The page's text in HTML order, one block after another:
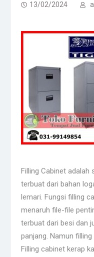
13/02/2024
Filling Cabinet adalah
terbuat dari bahan
lemari. Fungsi filling
menaruh file-file
terbuat dari besi dan
panjang. Namun
Filling cabinet kerap